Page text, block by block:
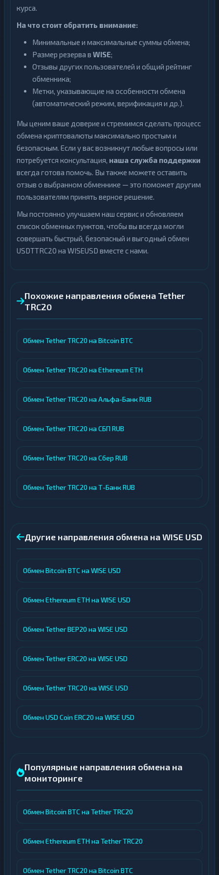
курса.
На что стоит обратить внимание:
Минимальные и максимальные суммы обмена;
Размер резерва в WISE;
Отзывы других пользователей и общий рейтинг
обменника;
Метки, указывающие на особенности обмена
(автоматический режим, верификация и др.).
Мы ценим ваше доверие и стремимся сделать процесс
обмена криптовалюты максимально простым и
безопасным. Если у вас возникнут любые вопросы или
потребуется консультация, наша служба поддержки
всегда готова помочь. Вы также можете оставить
отзыв о выбранном обменнике — это поможет другим
пользователям принять верное решение.
Мы постоянно улучшаем наш сервис и обновляем
список обменных пунктов, чтобы вы всегда могли
совершать быстрый, безопасный и выгодный обмен
USDTTRC20 на WISEUSD вместе с нами.
Похожие направления обмена Tether
TRC20
Обмен Tether TRC20 на Bitcoin BTC
Обмен Tether TRC20 на Ethereum ETH
Обмен Tether TRC20 на Альфа-Банк RUB
Обмен Tether TRC20 на СБП RUB
Обмен Tether TRC20 на Сбер RUB
Обмен Tether TRC20 на Т-Банк RUB
Другие направления обмена на WISE USD
Обмен Bitcoin BTC на WISE USD
Обмен Ethereum ETH на WISE USD
Обмен Tether BEP20 на WISE USD
Обмен Tether ERC20 на WISE USD
Обмен Tether TRC20 на WISE USD
Обмен USD Coin ERC20 на WISE USD
Популярные направления обмена на
мониторинге
Обмен Bitcoin BTC на Tether TRC20
Обмен Ethereum ETH на Tether TRC20
Обмен Tether TRC20 на Bitcoin BTC